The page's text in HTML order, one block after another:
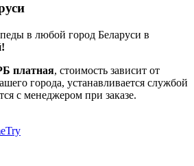
в любой город Беларуси в
платная, стоимость зависит от
города, устанавливается службой
с менеджером при заказе.